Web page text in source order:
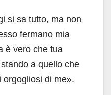
si sa tutto, ma non
fermano mia
è vero che tua
a quello che
orgogliosi di me».